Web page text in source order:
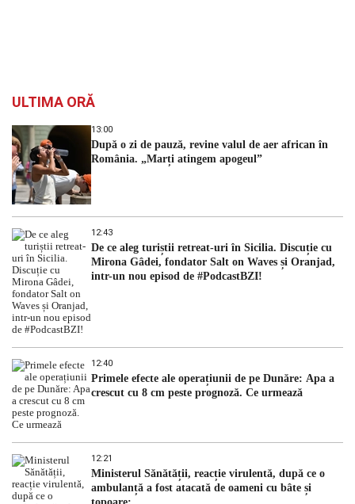
ULTIMA ORĂ
13:00
După o zi de pauză, revine valul de aer african în
România. „Marți atingem apogeul”
12:43
De ce aleg turiștii retreat-uri în Sicilia. Discuție cu
Mirona Gâdei, fondator Salt on Waves și Oranjad,
intr-un nou episod de #PodcastBZI!
12:40
Primele efecte ale operațiunii de pe Dunăre: Apa a
crescut cu 8 cm peste prognoză. Ce urmează
12:21
Ministerul Sănătății, reacție virulentă, după ce o
ambulanță a fost atacată de oameni cu bâte și